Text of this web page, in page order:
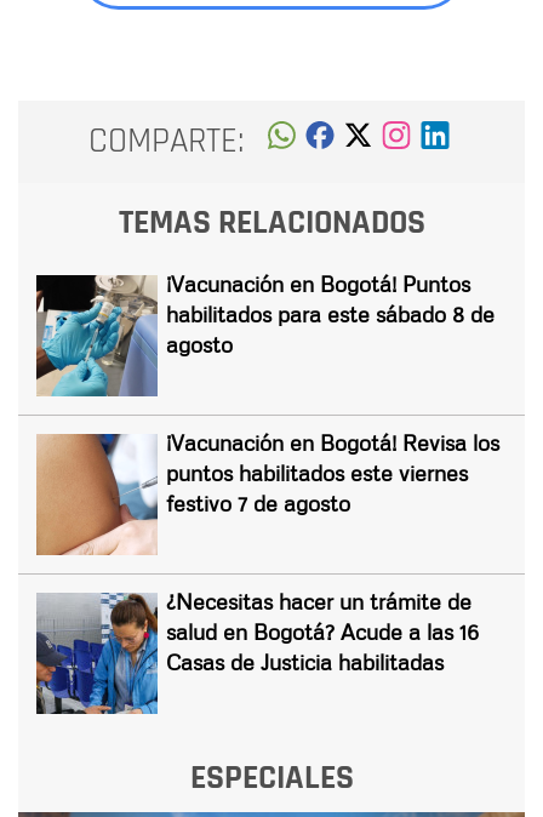
COMPARTE:
TEMAS RELACIONADOS
¡Vacunación en Bogotá! Puntos
habilitados para este sábado 8 de
agosto
¡Vacunación en Bogotá! Revisa los
puntos habilitados este viernes
festivo 7 de agosto
¿Necesitas hacer un trámite de
salud en Bogotá? Acude a las 16
Casas de Justicia habilitadas
ESPECIALES